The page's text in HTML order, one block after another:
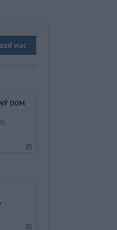
viac
DOM